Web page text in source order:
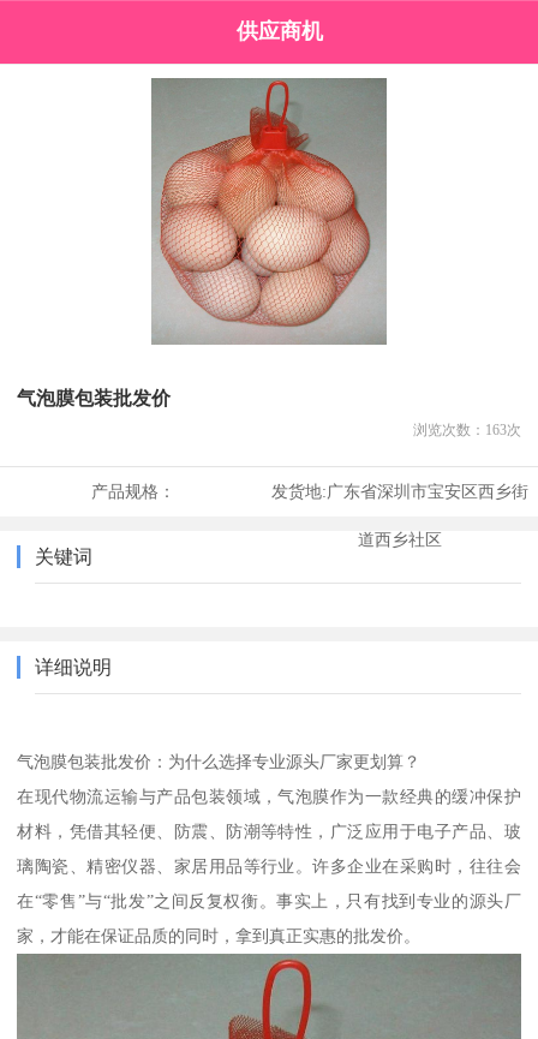
供应商机
气泡膜包装批发价
浏览次数： 163次
产品规格： 发货地:广东省深圳市宝安区西乡街
道西乡社区
关键词
详细说明
气泡膜包装批发价：为什么选择专业源头厂家更划算？
在现代物流运输与产品包装领域，气泡膜作为一款经典的缓冲保护
材料，凭借其轻便、防震、防潮等特性，广泛应用于电子产品、玻
璃陶瓷、精密仪器、家居用品等行业。许多企业在采购时，往往会
在“零售”与“批发”之间反复权衡。事实上，只有找到专业的源头厂
家，才能在保证品质的同时，拿到真正实惠的批发价。